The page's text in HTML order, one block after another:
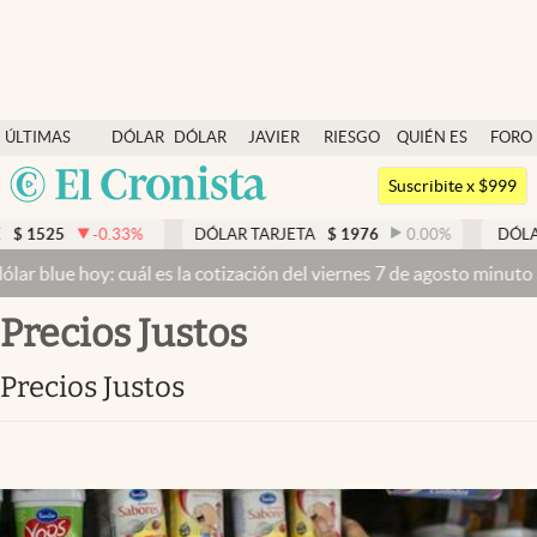
ÚLTIMAS
NOTICIAS
DÓLAR
DÓLAR
BLUE
JAVIER
RIESGO
QUIÉN ES
QUIÉN
FORO
Argentina
México
Dólar
Members
Economía y Política
Finanzas y Mercados
Mercados Online
Apertura
Suscribite x $999
% DÓLAR TARJETA $ 1976 0.00 % DÓLAR MEP
es la cotización del viernes 7 de agosto minuto a minuto
Precios Justos
Precios Justos